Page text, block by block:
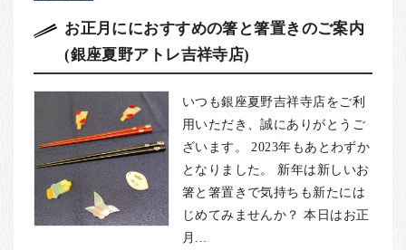
お正月ににおすすめの箸と箸置きのご案内
(銀座夏野アトレ吉祥寺店)
いつも銀座夏野吉祥寺店をご利
用いただき、誠にありがとうご
ざいます。 2023年もあとわずか
となりました。 新年は新しいお
箸と箸置きで気持ちも新たには
じめてみませんか？ 本日はお正
月...